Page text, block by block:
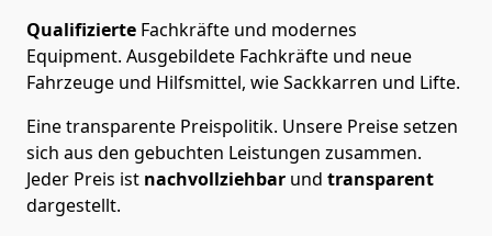
Qualifizierte Fachkräfte und modernes
Equipment. Ausgebildete Fachkräfte und neue
Fahrzeuge und Hilfsmittel, wie Sackkarren und Lifte.
Eine transparente Preispolitik. Unsere Preise setzen
sich aus den gebuchten Leistungen zusammen.
Jeder Preis ist nachvollziehbar und transparent
dargestellt.